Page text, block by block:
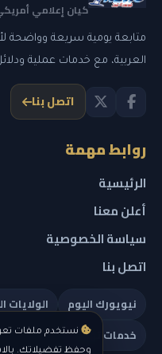
نستخدم ملفات
وحفظ تفضيلاتك.
كيان إعلامي أمريكي
متابعة يومية سريعة وواضحة
العربية، مع خدمات عملية
اتصل بنا
روابط مهمة
الرئيسية
أعلن معنا
سياسة الخصوصية
اتصل بنا
نيويورك اليوم الولايات
خدمات تهمك